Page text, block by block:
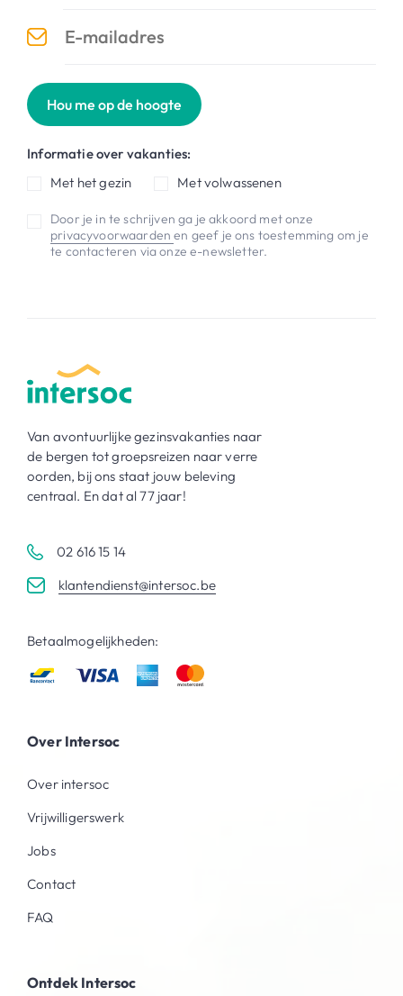
Hou me op de hoogte
Informatie over vakanties:
Met het gezin
Met volwassenen
Door je in te schrijven ga je akkoord met onze
privacyvoorwaardenen geef je ons toestemming om je
te contacteren via onze e-newsletter.
Van avontuurlijke gezinsvakanties naar
de bergen tot groepsreizen naar verre
oorden, bij ons staat jouw beleving
centraal. En dat al 77 jaar!
02 616 15 14
klantendienst@intersoc.be
Betaalmogelijkheden:
Over Intersoc
Over intersoc
Vrijwilligerswerk
Jobs
Contact
FAQ
Ontdek Intersoc